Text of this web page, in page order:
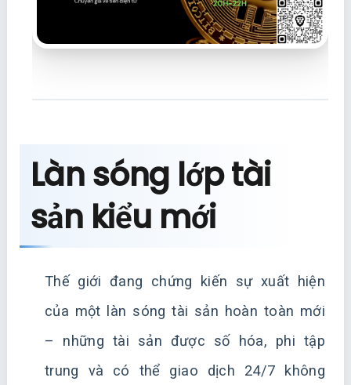
Làn sóng lớp tài
sản kiểu mới
Thế giới đang chứng kiến sự xuất hiện
của một làn sóng tài sản hoàn toàn mới
– những tài sản được số hóa, phi tập
trung và có thể giao dịch 24/7 không